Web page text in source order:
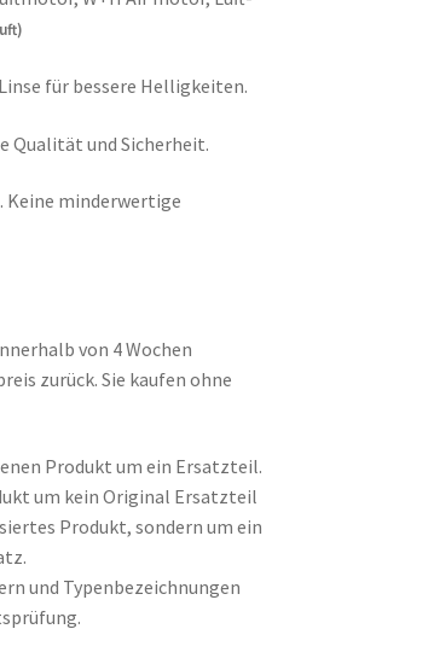
für bessere Helligkeiten.
Qualität und Sicherheit.
Keine minderwertige
von 4 Wochen
zurück. Sie kaufen ohne
Produkt um ein Ersatzteil.
um kein Original Ersatzteil
Produkt, sondern um ein
und Typenbezeichnungen